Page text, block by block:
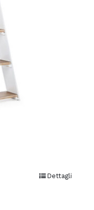
Dettagli